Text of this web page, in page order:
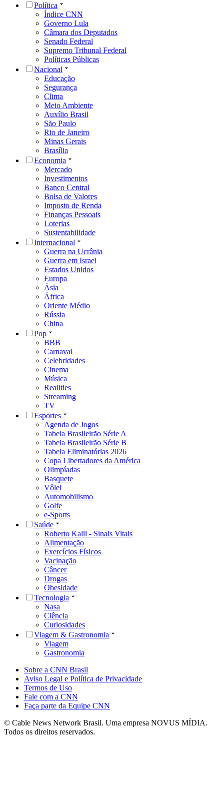
Política
Índice CNN
Governo Lula
Câmara dos Deputados
Senado Federal
Supremo Tribunal Federal
Políticas Públicas
Nacional
Educação
Segurança
Clima
Meio Ambiente
Auxílio Brasil
São Paulo
Rio de Janeiro
Minas Gerais
Brasília
Economia
Mercado
Investimentos
Banco Central
Bolsa de Valores
Imposto de Renda
Finanças Pessoais
Loterias
Sustentabilidade
Internacional
Guerra na Ucrânia
Guerra em Israel
Estados Unidos
Europa
Ásia
África
Oriente Médio
Rússia
China
Pop
BBB
Carnaval
Celebridades
Cinema
Música
Realities
Streaming
TV
Esportes
Agenda de Jogos
Tabela Brasileirão Série A
Tabela Brasileirão Série B
Tabela Eliminatórias 2026
Copa Libertadores da América
Olimpíadas
Basquete
Vôlei
Automobilismo
Golfe
e-Sports
Saúde
Roberto Kalil - Sinais Vitais
Alimentação
Exercícios Físicos
Vacinação
Câncer
Drogas
Obesidade
Tecnologia
Nasa
Ciência
Curiosidades
Viagem & Gastronomia
Viagem
Gastronomia
Sobre a CNN Brasil
Aviso Legal e Política de Privacidade
Termos de Uso
Fale com a CNN
Faça parte da Equipe CNN
© Cable News Network Brasil. Uma empresa NOVUS MÍDIA.
Todos os direitos reservados.